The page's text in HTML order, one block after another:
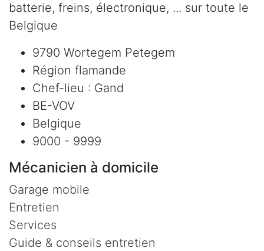
batterie, freins, électronique, ... sur toute le
Belgique
9790 Wortegem Petegem
Région flamande
Chef-lieu : Gand
BE-VOV
Belgique
9000 - 9999
Mécanicien à domicile
Garage mobile
Entretien
Services
Guide & conseils entretien